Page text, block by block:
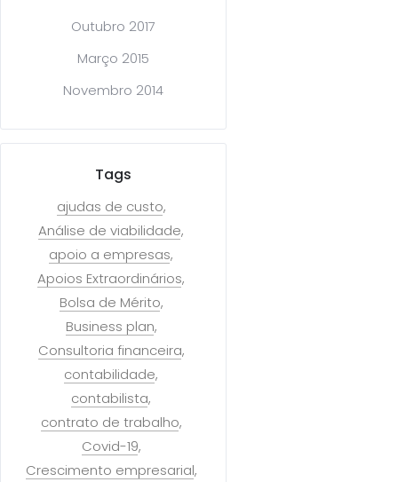
Outubro 2017
Março 2015
Novembro 2014
Tags
ajudas de custo
Análise de viabilidade
apoio a empresas
Apoios Extraordinários
Bolsa de Mérito
Business plan
Consultoria financeira
contabilidade
contabilista
contrato de trabalho
Covid-19
Crescimento empresarial